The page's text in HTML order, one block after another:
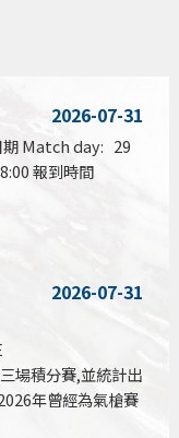
2026-07-31
期 Match day: 29
報到時間
2026-07-31
場積分賽,並統計出
年曾經為氣槍賽